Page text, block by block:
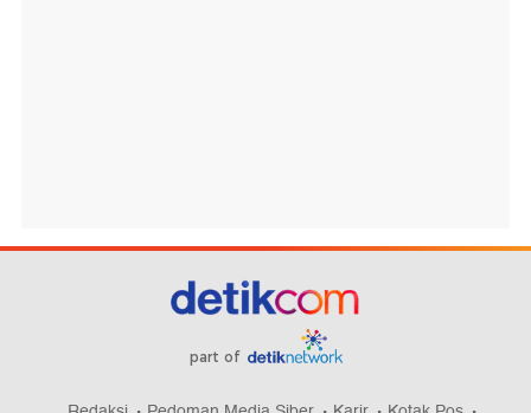
part of